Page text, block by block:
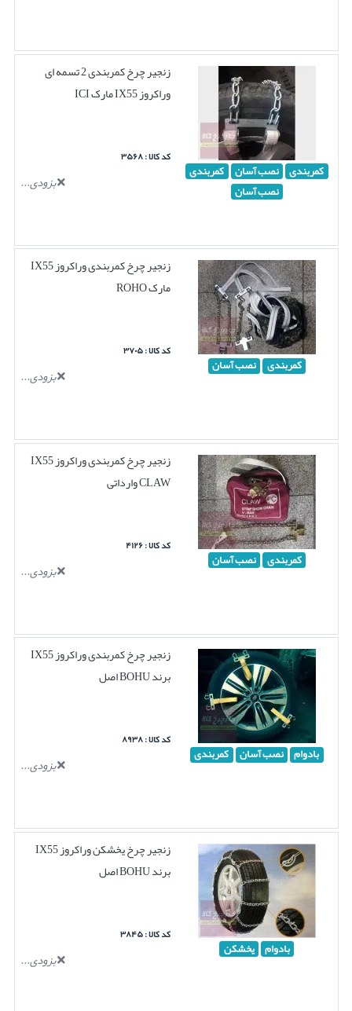
کمربندی نصب آسان کمربندی
نصب آسان
زنجیر چرخ کمربندی 2 تسمه ای
وراکروز IX55 مارک ICI
کد کالا : ۳۵۶۸
بزودی...
کمربندی نصب آسان
زنجیر چرخ کمربندی وراکروز IX55
مارک ROHO
کد کالا : ۳۷۰۵
بزودی...
کمربندی نصب آسان
زنجیر چرخ کمربندی وراکروز IX55
CLAW وارداتی
کد کالا : ۴۱۲۶
بزودی...
بادوام نصب آسان کمربندی
زنجیر چرخ کمربندی وراکروز IX55
برند BOHU اصل
کد کالا : ۸۹۳۸
بزودی...
بادوام یخشکن
زنجیر چرخ یخشکن وراکروز IX55
برند BOHU اصل
کد کالا : ۳۸۴۵
بزودی...